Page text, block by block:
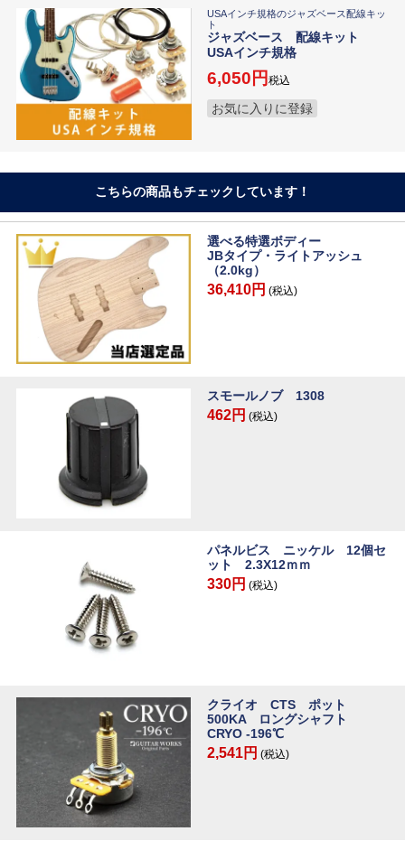
USAインチ規格のジャズベース配線キッ
ト
ジャズベース 配線キット
USAインチ規格
6,050 税込
お気に入りに登録
こちらの商品もチェックしています！
選べる特選ボディー
JBタイプ・ライトアッシュ
（2.0kg）
36,410円 (税込)
スモールノブ 1308
462円 (税込)
パネルビス ニッケル 12個セ
ット 2.3X12ｍｍ
330円 (税込)
クライオ CTS ポット
500KA ロングシャフト
CRYO -196℃
2,541円 (税込)